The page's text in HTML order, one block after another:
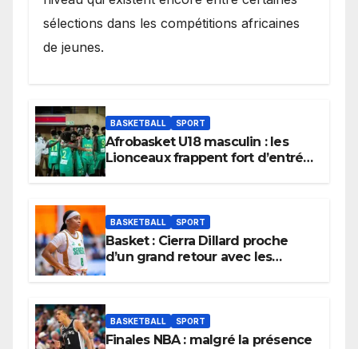
sélections dans les compétitions africaines
de jeunes.
BASKETBALL SPORT
Afrobasket U18 masculin : les
Lionceaux frappent fort d’entrée
BASKETBALL SPORT
Basket : Cierra Dillard proche
d’un grand retour avec les
BASKETBALL SPORT
Finales NBA : malgré la présence